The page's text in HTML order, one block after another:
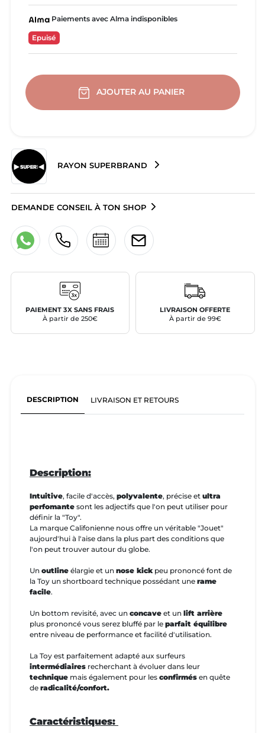
Paiements avec Alma indisponibles
Epuisé
AJOUTER AU PANIER
RAYON SUPERBRAND
DEMANDE CONSEIL À TON SHOP
PAIEMENT 3X SANS FRAIS
À partir de 250€
LIVRAISON OFFERTE
À partir de 99€
DESCRIPTION LIVRAISON ET RETOURS
Description:
Intuitive, facile d'accès, polyvalente, précise et ultra
perfomante sont les adjectifs que l'on peut utiliser pour
définir la "Toy".
La marque Califonienne nous offre un véritable "Jouet"
aujourd'hui à l'aise dans la plus part des conditions que
l'on peut trouver autour du globe.
Un outline élargie et un nose kick peu prononcé font de
la Toy un shortboard technique possédant une rame
facile.
Un bottom revisité, avec un concave et un lift arrière
plus prononcé vous serez bluffé par le parfait équilibre
entre niveau de performance et facilité d'utilisation.
La Toy est parfaitement adapté aux surfeurs
intermédiaires recherchant à évoluer dans leur
technique mais également pour les confirmés en quête
de radicalité/confort.
Caractéristiques: